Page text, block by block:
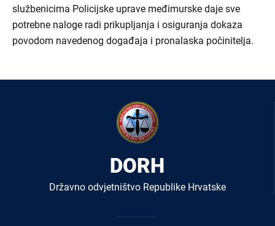
službenicima Policijske uprave međimurske daje sve
potrebne naloge radi prikupljanja i osiguranja dokaza
povodom navedenog događaja i pronalaska počinitelja.
DORH
Državno odvjetništvo Republike Hrvatske